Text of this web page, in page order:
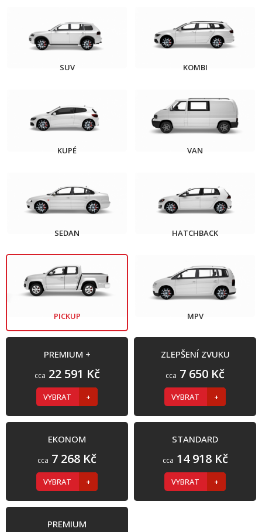
SUV KOMBI
KUPÉ VAN
SEDAN HATCHBACK
PICKUP MPV
PREMIUM +
cca 22 591 Kč
VYBRAT
ZLEPŠENÍ ZVUKU
cca 7 650 Kč
VYBRAT
EKONOM
cca 7 268 Kč
VYBRAT
STANDARD
cca 14 918 Kč
VYBRAT
PREMIUM